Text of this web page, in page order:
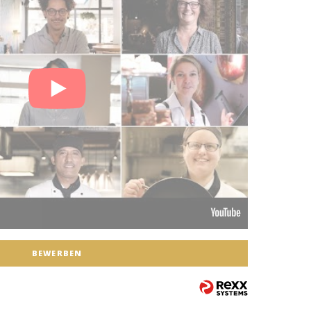
BEWERBEN